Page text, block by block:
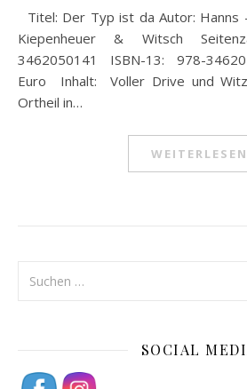
Titel: Der Typ ist da Autor: Hanns – Josef Ortheil Verlag:
Kiepenheuer & Witsch
3462050141 ISBN-13: 978-
Euro Inhalt: Voller Drive und
Ortheil in…
WEITERLESEN
SOCIAL